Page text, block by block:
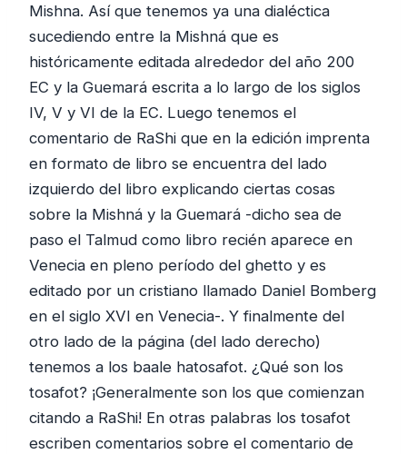
Mishna. Así que tenemos ya una dialéctica
sucediendo entre la Mishná que es
históricamente editada alrededor del año 200
EC y la Guemará escrita a lo largo de los siglos
IV, V y VI de la EC. Luego tenemos el
comentario de RaShi que en la edición imprenta
en formato de libro se encuentra del lado
izquierdo del libro explicando ciertas cosas
sobre la Mishná y la Guemará -dicho sea de
paso el Talmud como libro recién aparece en
Venecia en pleno período del ghetto y es
editado por un cristiano llamado Daniel Bomberg
en el siglo XVI en Venecia-. Y finalmente del
otro lado de la página (del lado derecho)
tenemos a los baale hatosafot. ¿Qué son los
tosafot? ¡Generalmente son los que comienzan
citando a RaShi! En otras palabras los tosafot
escriben comentarios sobre el comentario de